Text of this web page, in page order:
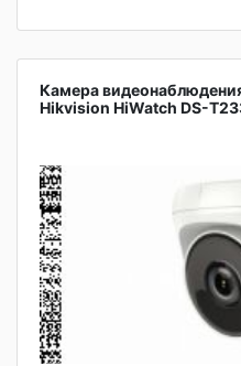
Камера
Hikvision HiWatch DS-